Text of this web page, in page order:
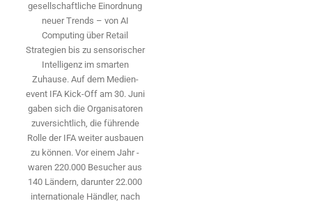
gesellschaftliche Einordnung
neuer Trends – von AI
Computing über Retail
Strategien bis zu sensorischer
Intelligenz im smarten
Zuhause. Auf dem Medien­
event IFA Kick-Off am 30. Juni
gaben sich die Organisatoren
zuversichtlich, die führende
Rolle der IFA weiter ausbauen
zu können. Vor einem Jahr ­
waren 220.000 Besucher aus
140 ­Ländern, ­darunter 22.000
internationale Händler, nach